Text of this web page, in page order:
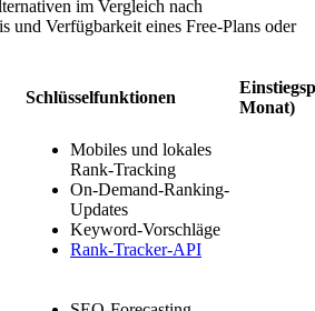
im Vergleich nach
und Verfügbarkeit eines Free-Plans oder
Schlüsselfunktionen
Monat)
Mobiles und lokales
Rank-Tracking
On-Demand-Ranking-
Updates
Keyword-Vorschläge
Rank-Tracker-API